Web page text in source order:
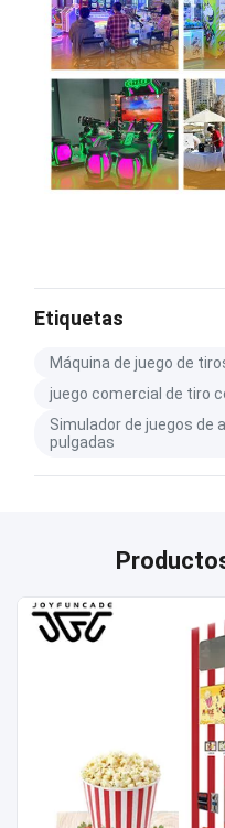
Etiquetas
Máquina de juego de
juego comercial de tiro
Simulador de juegos de
pulgadas